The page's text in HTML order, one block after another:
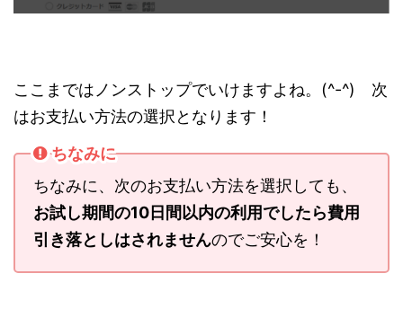
ここまではノンストップでいけますよね。(^-^) 次
はお支払い方法の選択となります！
ちなみに
ちなみに、次のお支払い方法を選択しても、
お試し期間の10日間以内の利用でしたら費用
引き落としはされませんのでご安心を！